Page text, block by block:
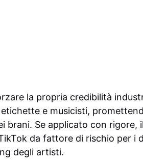
la propria credibilità
e musicisti,
brani. Se applicato con rigore,
da fattore di rischio per i
degli artisti.